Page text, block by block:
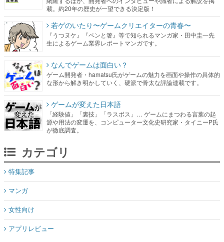
載。約20年の歴史が一望できる決定版！
若ゲのいたり〜ゲームクリエイターの青春〜
『うつヌケ』『ペンと箸』等で知られるマンガ家・田中圭一先
生によるゲーム業界レポートマンガです。
なんでゲームは面白い？
ゲーム開発者・hamatsu氏がゲームの魅力を画面や操作の具体的
な形から解き明かしていく、硬派で骨太な評論連載です。
ゲームが変えた日本語
「経験値」「裏技」「ラスボス」… ゲームにまつわる言葉の起
源や用法の変遷を、コンピューター文化史研究家・タイニーP氏
が徹底調査。
カテゴリ
特集記事
マンガ
女性向け
アプリレビュー